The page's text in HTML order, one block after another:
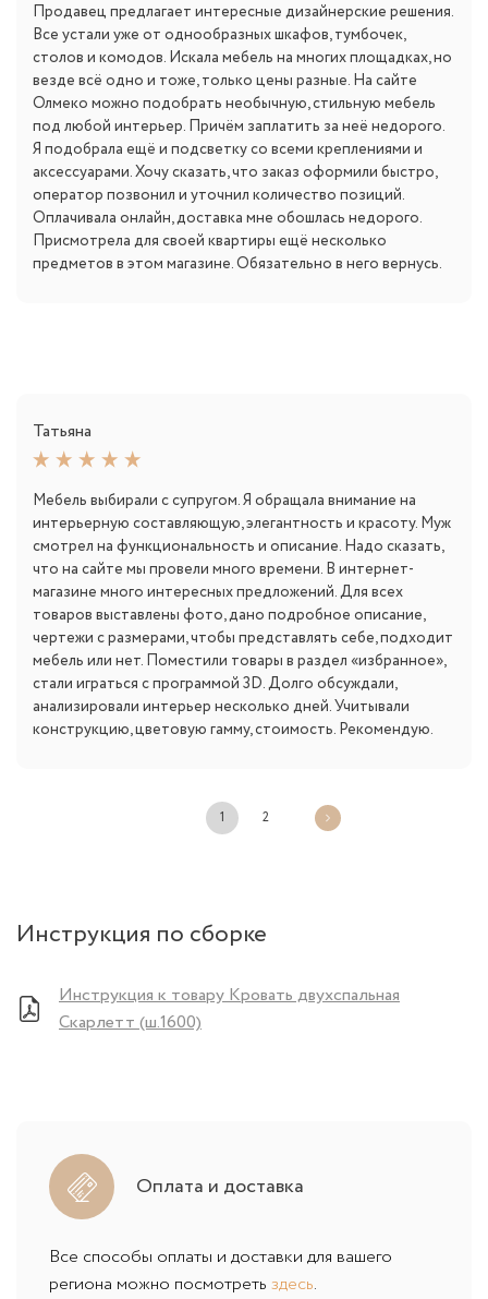
Продавец предлагает интересные дизайнерские решения.
Все устали уже от однообразных шкафов, тумбочек,
столов и комодов. Искала мебель на многих площадках, но
везде всё одно и тоже, только цены разные. На сайте
Олмеко можно подобрать необычную, стильную мебель
под любой интерьер. Причём заплатить за неё недорого.
Я подобрала ещё и подсветку со всеми креплениями и
аксессуарами. Хочу сказать, что заказ оформили быстро,
оператор позвонил и уточнил количество позиций.
Оплачивала онлайн, доставка мне обошлась недорого.
Присмотрела для своей квартиры ещё несколько
предметов в этом магазине. Обязательно в него вернусь.
Татьяна
Мебель выбирали с супругом. Я обращала внимание на
интерьерную составляющую, элегантность и красоту. Муж
смотрел на функциональность и описание. Надо сказать,
что на сайте мы провели много времени. В интернет-
магазине много интересных предложений. Для всех
товаров выставлены фото, дано подробное описание,
чертежи с размерами, чтобы представлять себе, подходит
мебель или нет. Поместили товары в раздел «избранное»,
стали играться с программой 3D. Долго обсуждали,
анализировали интерьер несколько дней. Учитывали
конструкцию, цветовую гамму, стоимость. Рекомендую.
1 2
Инструкция по сборке
Инструкция к товару Кровать двухспальная
Скарлетт (ш.1600)
Оплата и доставка
Все способы оплаты и доставки для вашего
региона можно посмотреть здесь.